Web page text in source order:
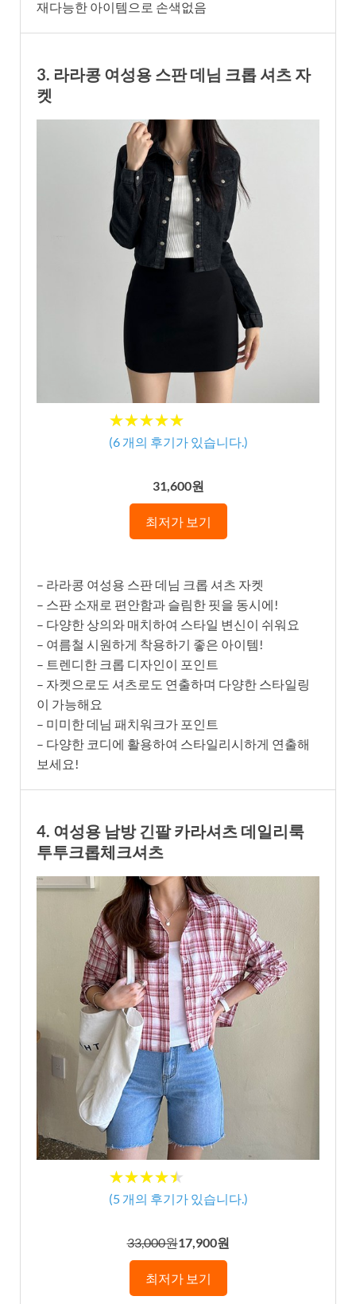
재다능한 아이템으로 손색없음
3. 라라콩 여성용 스판 데님 크롭 셔츠 자
켓
★★★★★
★★★★★
(6개의 후기가 있습니다.)
31,600원
최저가 보기
– 라라콩 여성용 스판 데님 크롭 셔츠 자켓
– 스판 소재로 편안함과 슬림한 핏을 동시에!
– 다양한 상의와 매치하여 스타일 변신이 쉬워요
– 여름철 시원하게 착용하기 좋은 아이템!
– 트렌디한 크롭 디자인이 포인트
– 자켓으로도 셔츠로도 연출하며 다양한 스타일링
이 가능해요
– 미미한 데님 패치워크가 포인트
– 다양한 코디에 활용하여 스타일리시하게 연출해
보세요!
4. 여성용 남방 긴팔 카라셔츠 데일리룩
투투크롭체크셔츠
★★★★★
★★★★★
(5개의 후기가 있습니다.)
33,000원17,900원
최저가 보기